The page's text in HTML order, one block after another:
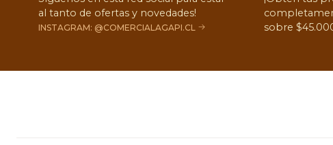
al tanto de ofertas y novedades!
INSTAGRAM: @COMERCIALAGAPI.CL
sobre